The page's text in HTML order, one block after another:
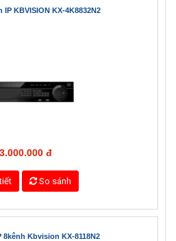
KBVISION KX-4K8832N2
đ
So sánh
Kbvision KX-8118N2